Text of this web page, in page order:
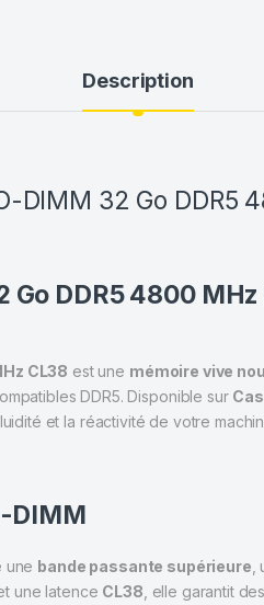
Description
DIMM 32 Go DDR5
DDR5 4800
CL38 est une mémoire vive
DDR5. Disponible sur
et la réactivité de votre
DIMM
une bande passante supérieure
une latence CL38 , elle garantit